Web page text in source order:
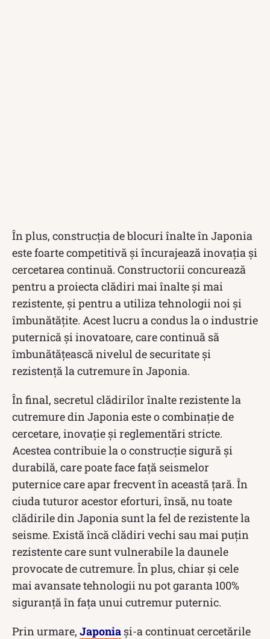
În plus, construcția de blocuri înalte în Japonia
este foarte competitivă și încurajează inovația și
cercetarea continuă. Constructorii concurează
pentru a proiecta clădiri mai înalte și mai
rezistente, și pentru a utiliza tehnologii noi și
îmbunătățite. Acest lucru a condus la o industrie
puternică și inovatoare, care continuă să
îmbunătățească nivelul de securitate și
rezistență la cutremure în Japonia.
În final, secretul clădirilor înalte rezistente la
cutremure din Japonia este o combinație de
cercetare, inovație și reglementări stricte.
Acestea contribuie la o construcție sigură și
durabilă, care poate face față seismelor
puternice care apar frecvent în această țară. În
ciuda tuturor acestor eforturi, însă, nu toate
clădirile din Japonia sunt la fel de rezistente la
seisme. Există încă clădiri vechi sau mai puțin
rezistente care sunt vulnerabile la daunele
provocate de cutremure. În plus, chiar și cele
mai avansate tehnologii nu pot garanta 100%
siguranță în fața unui cutremur puternic.
Prin urmare, Japonia și-a continuat cercetările